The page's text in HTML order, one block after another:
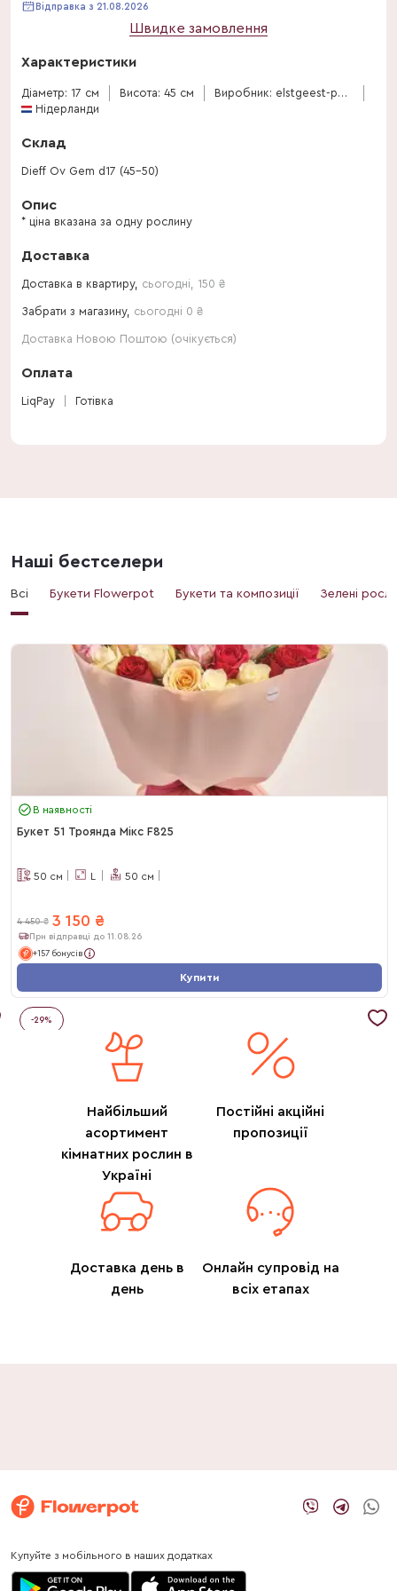
Відправка з 21.08.2026
Швидке замовлення
Характеристики
Діаметр: 17 см Висота: 45 см
Виробник: elstgeest-potplanten
Нідерланди
Склад
Dieff Ov Gem d17 (45-50)
Опис
* ціна вказана за одну рослину
Доставка
Доставка в квартиру, сьогодні 150 ₴
Забрати з магазину, сьогодні 0 ₴
Доставка Новою Поштою (очікується)
Оплата
LiqPay Готівка
Наші бестселери
Всі Букети Flowerpot Букети та композиції Зелені
В наявності
Букет 51 Троянда Мікс F825
50 см L 50 см
4 450 ₴ 3 150 ₴
При відправці до 11.08.26
+157 бонусів
Купити
-29%
Найбільший
асортимент
кімнатних рослин в
Україні
Постійні акційні
пропозиції
Доставка день в
день
Онлайн супровід на
всіх етапах
Купуйте з мобільного в наших додатках